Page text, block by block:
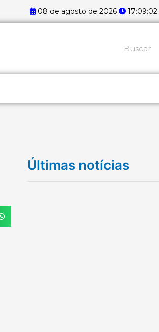
08 de agosto de 2026 17:09:02
Pesquisar
Últimas notícias